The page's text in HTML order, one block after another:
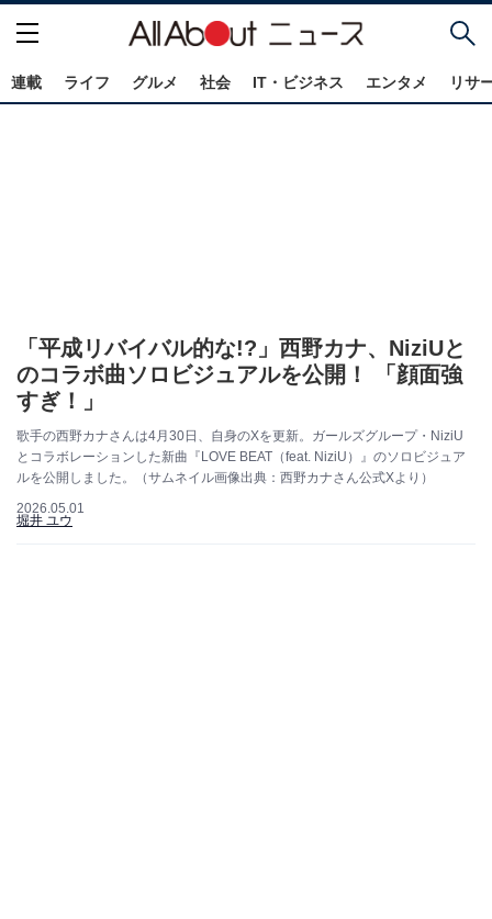
連載 ライフ グルメ 社会 IT・ビジネス エンタメ リサ
「平成リバイバル的な!?」西野カナ、NiziUと
のコラボ曲ソロビジュアルを公開！ 「顔面強
すぎ！」
歌手の西野カナさんは4月30日、自身のXを更新。ガールズグループ・NiziU
とコラボレーションした新曲『LOVE BEAT（feat. NiziU）』のソロビジュア
ルを公開しました。（サムネイル画像出典：西野カナさん公式Xより）
2026.05.01
堀井 ユウ